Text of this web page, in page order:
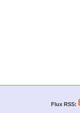
Flux RSS: